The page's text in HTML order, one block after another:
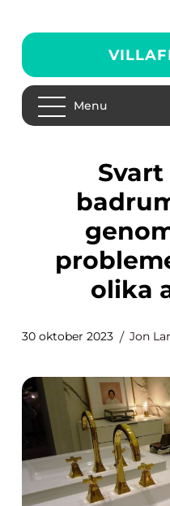
Menu
Svart mögel i
olika
30 oktober 2023 Jon